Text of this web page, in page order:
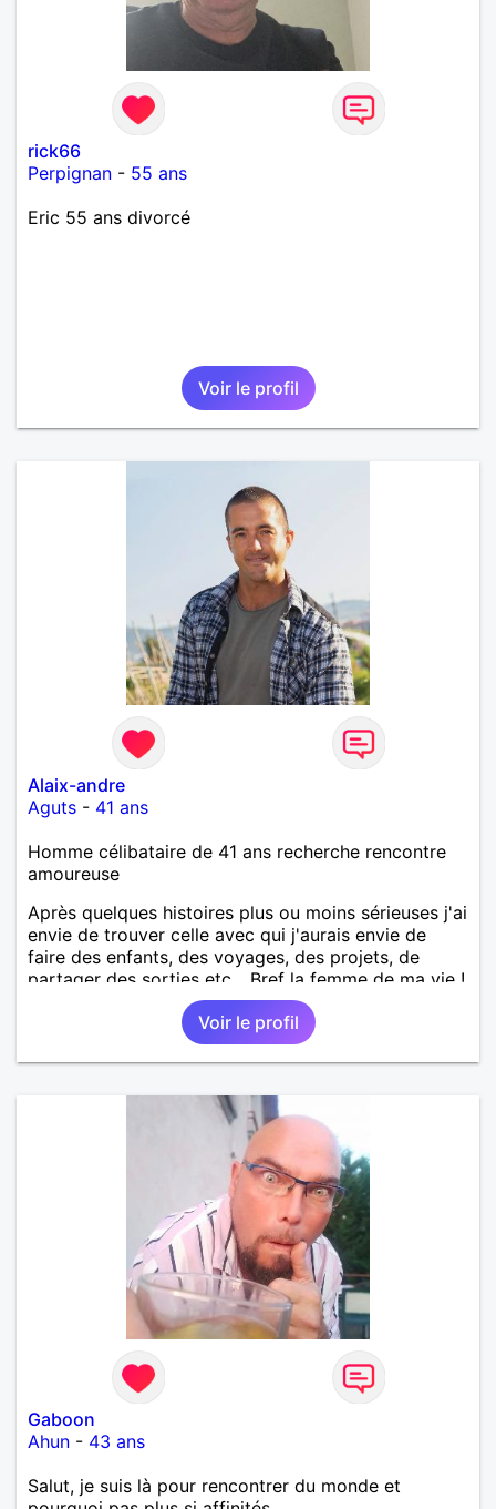
rick66
Perpignan - 55 ans
Eric 55 ans divorcé
Voir le profil
Alaix-andre
Aguts - 41 ans
Homme célibataire de 41 ans recherche rencontre
amoureuse
Après quelques histoires plus ou moins sérieuses j'ai
envie de trouver celle avec qui j'aurais envie de
faire des enfants, des voyages, des projets, de
partager des sorties etc... Bref la femme de ma vie !
Voir le profil
Gaboon
Ahun - 43 ans
Salut, je suis là pour rencontrer du monde et